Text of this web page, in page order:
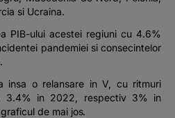
si Ucraina.
PIB-ului acestei regiuni cu 4.6%
pandemiei si consecintelor
insa o relansare in V, cu ritmuri
3.4% in 2022, respectiv 3% in
de mai jos.